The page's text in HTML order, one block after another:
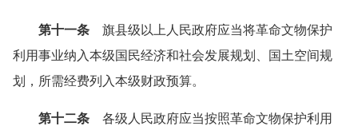
第十一条 旗县级以上人民政府应当将革命文物保护
利用事业纳入本级国民经济和社会发展规划、国土空间规
划，所需经费列入本级财政预算。
第十二条 各级人民政府应当按照革命文物保护利用